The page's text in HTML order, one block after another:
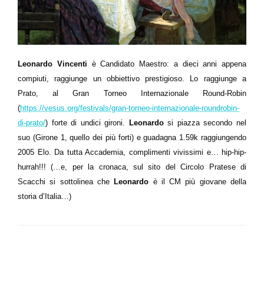
Leonardo Vincenti è Candidato Maestro: a dieci anni appena
compiuti, raggiunge un obbiettivo prestigioso. Lo raggiunge a
Prato, alGran Torneo Internazionale Round-Robin
(https://vesus.org/festivals/gran-torneo-internazionale-roundrobin-
di-prato/) forte di undici gironi. Leonardosi piazza secondo nel
suo (Girone 1, quello dei più forti) e guadagna 1.59k raggiungendo
2005 Elo. Da tutta Accademia, complimenti vivissimi e… hip-hip-
hurrah!!! (…e, per la cronaca, sul sito del Circolo Pratese di
Scacchi si sottolinea che Leonardo è il CM più giovane della
storia d’Italia…)